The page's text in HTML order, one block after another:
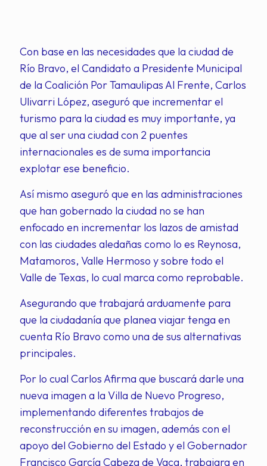
Con base en las necesidades que la ciudad de
Río Bravo, el Candidato a Presidente Municipal
de la Coalición Por Tamaulipas Al Frente, Carlos
Ulivarri López, aseguró que incrementar el
turismo para la ciudad es muy importante, ya
que al ser una ciudad con 2 puentes
internacionales es de suma importancia
explotar ese beneficio.
Así mismo aseguró que en las administraciones
que han gobernado la ciudad no se han
enfocado en incrementar los lazos de amistad
con las ciudades aledañas como lo es Reynosa,
Matamoros, Valle Hermoso y sobre todo el
Valle de Texas, lo cual marca como reprobable.
Asegurando que trabajará arduamente para
que la ciudadanía que planea viajar tenga en
cuenta Río Bravo como una de sus alternativas
principales.
Por lo cual Carlos Afirma que buscará darle una
nueva imagen a la Villa de Nuevo Progreso,
implementando diferentes trabajos de
reconstrucción en su imagen, además con el
apoyo del Gobierno del Estado y el Gobernador
Francisco García Cabeza de Vaca, trabajara en